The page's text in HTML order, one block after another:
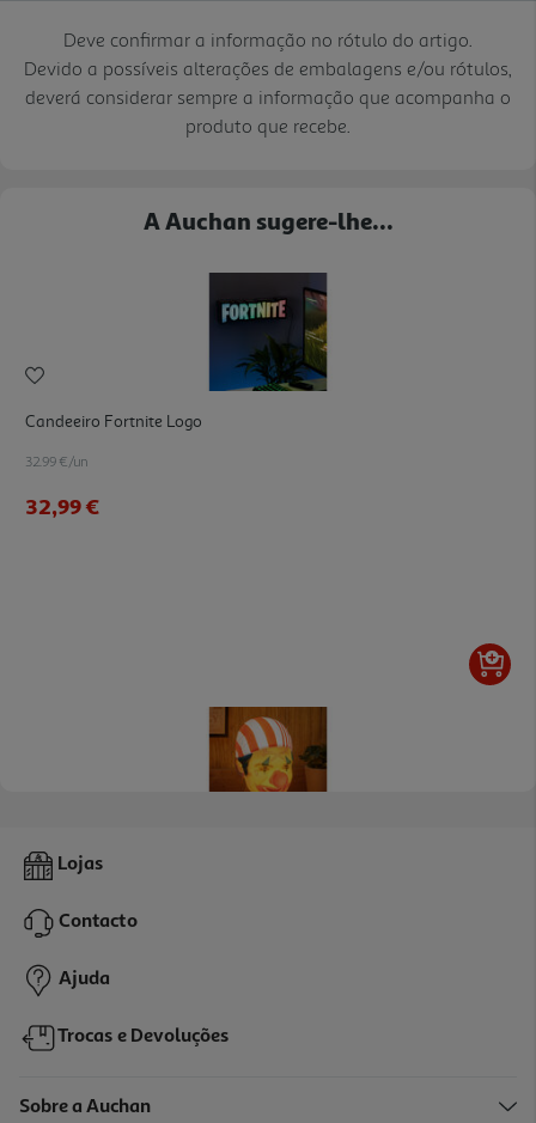
Deve confirmar a informação no rótulo do artigo.
Devido a possíveis alterações de embalagens e/ou rótulos,
deverá considerar sempre a informação que acompanha o
produto que recebe.
A Auchan sugere-lhe...
Candeeiro Fortnite Logo
32.99 €/un
32,99 €
Máscara C/ Luz One Piece Buggy
32,99 €
Lojas
Contacto
Ajuda
Trocas e Devoluções
Sobre a Auchan